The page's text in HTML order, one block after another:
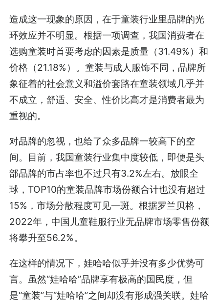
造成这一现象的原因，在于童装行业里品牌的光
环效应并不明显。根据一项调查，我国消费者在
选购童装时首要考虑的因素是质量（31.49%）和
价格（21.18%）。童装与成人服饰不同，品牌所
象征着的社会意义和溢价套路在童装领域几乎并
不成立，舒适、安全、性价比高才是消费者最为
重视的。
对品牌的忽视，也给了众多品牌一较高下的空
间。目前，我国童装行业集中度较低，即便是头
部品牌的市占率也不过只有3.2%左右。放眼全
球，TOP10的童装品牌市场份额合计也没有超过
15%，市场分散程度可见一斑。根据罗兰贝格，
2022年，中国儿童鞋服行业无品牌市场零售份额
将攀升至56.2%。
在这样的情况下，娃哈哈似乎并没有多少优势可
言。虽然“娃哈哈”品牌享有极高的国民度，但
是“童装”与“娃哈哈”之间却没有形成强关联。娃哈